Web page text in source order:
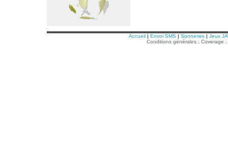
Accueil | Envoi SMS | Sonneries | Jeux
Conditions générales. Coverage